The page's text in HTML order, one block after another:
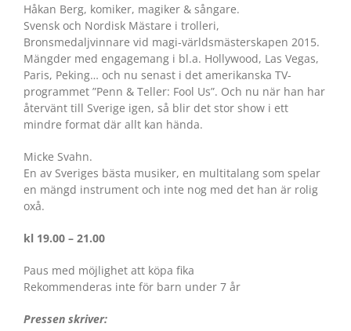
Håkan Berg, komiker, magiker & sångare.
Svensk och Nordisk Mästare i trolleri,
Bronsmedaljvinnare vid magi-världsmästerskapen 2015.
Mängder med engagemang i bl.a. Hollywood, Las Vegas,
Paris, Peking… och nu senast i det amerikanska TV-
programmet ”Penn & Teller: Fool Us”. Och nu när han har
återvänt till Sverige igen, så blir det stor show i ett
mindre format där allt kan hända.
Micke Svahn.
En av Sveriges bästa musiker, en multitalang som spelar
en mängd instrument och inte nog med det han är rolig
oxå.
kl 19.00 – 21.00
Paus med möjlighet att köpa fika
Rekommenderas inte för barn under 7 år
Pressen skriver: